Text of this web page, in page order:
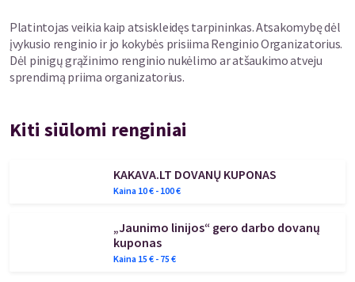
Platintojas veikia kaip atsiskleidęs tarpininkas. Atsakomybę dėl
įvykusio renginio ir jo kokybės prisiima Renginio Organizatorius.
Dėl pinigų grąžinimo renginio nukėlimo ar atšaukimo atveju
sprendimą priima organizatorius.
Kiti siūlomi renginiai
KAKAVA.LT DOVANŲ KUPONAS
Kaina 10€ - 100€
„Jaunimo linijos“ gero darbo dovanų
kuponas
Kaina 15 € - 75 €